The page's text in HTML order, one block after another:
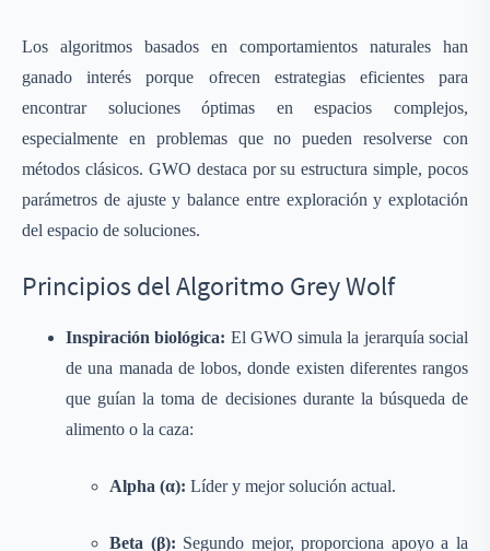
Los algoritmos basados en comportamientos naturales han
ganado interés porque ofrecen estrategias eficientes para
encontrar soluciones óptimas en espacios complejos,
especialmente en problemas que no pueden resolverse con
métodos clásicos. GWO destaca por su estructura simple, pocos
parámetros de ajuste y balance entre exploración y explotación
del espacio de soluciones.
Principios del Algoritmo Grey Wolf
Inspiración biológica: El GWO simula la jerarquía social
de una manada de lobos, donde existen diferentes rangos
que guían la toma de decisiones durante la búsqueda de
alimento o la caza:
Alpha (α): Líder y mejor solución actual.
Beta (β): Segundo mejor, proporciona apoyo a la